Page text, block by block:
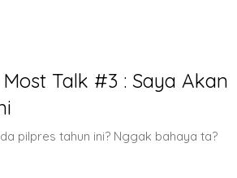
Talk #3 : Saya Akan
pilpres tahun ini? Nggak bahaya ta?